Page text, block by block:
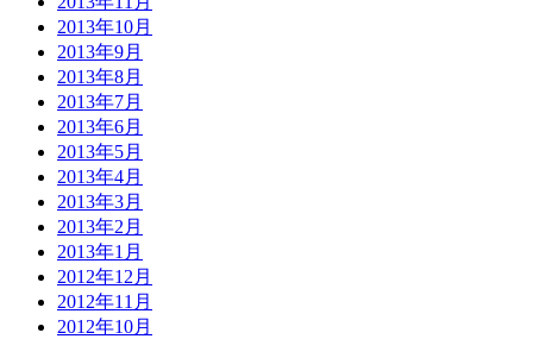
2013年10月
2013年9月
2013年8月
2013年7月
2013年6月
2013年5月
2013年4月
2013年3月
2013年2月
2013年1月
2012年12月
2012年11月
2012年10月